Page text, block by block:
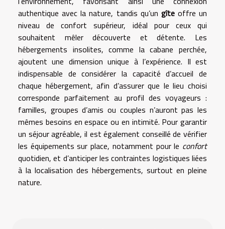
authentique avec la nature, tandis qu’un gîteoffre un
niveau de confort supérieur, idéal pour ceux qui
souhaitent mêler découverte et détente. Les
hébergements insolites, comme la cabane perchée,
ajoutent une dimension unique à l’expérience. Il est
indispensable de considérer la capacité d’accueil de
chaque hébergement, afin d’assurer que le lieu choisi
corresponde parfaitement au profil des voyageurs :
familles, groupes d’amis ou couples n’auront pas les
mêmes besoins en espace ou en intimité. Pour garantir
un séjour agréable, il est également conseillé de vérifier
les équipements sur place, notamment pour le confort
quotidien, et d’anticiper les contraintes logistiques liées
à la localisation des hébergements, surtout en pleine
nature.